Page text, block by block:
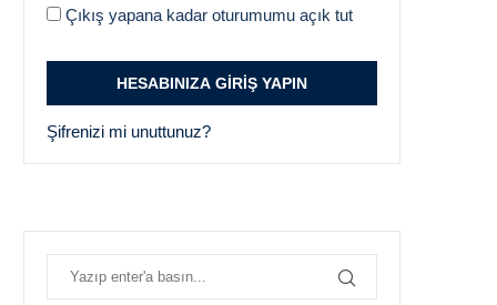
Çıkış yapana kadar oturumumu açık tut
Şifrenizi mi unuttunuz?